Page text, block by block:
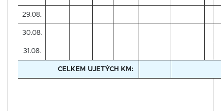
29.08.
30.08.
31.08.
CELKEM UJETÝCH KM: